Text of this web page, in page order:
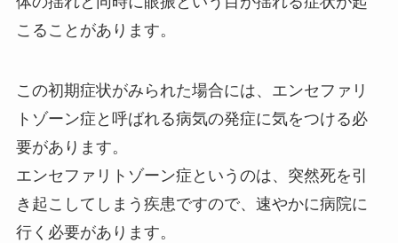
こることがあります。
この初期症状がみられた場合には、エンセファリ
トゾーン症と呼ばれる病気の発症に気をつける必
要があります。
エンセファリトゾーン症というのは、突然死を引
き起こしてしまう疾患ですので、速やかに病院に
行く必要があります。